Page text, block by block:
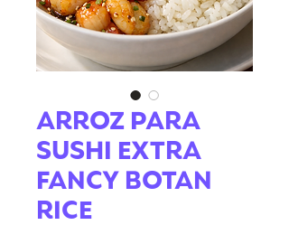
ARROZ PARA
SUSHI EXTRA
FANCY BOTAN
RICE